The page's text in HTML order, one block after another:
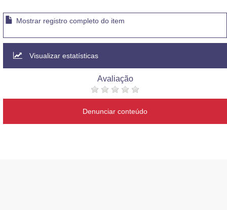
Mostrar registro completo do item
Visualizar estatísticas
Avaliação
Denunciar conteúdo